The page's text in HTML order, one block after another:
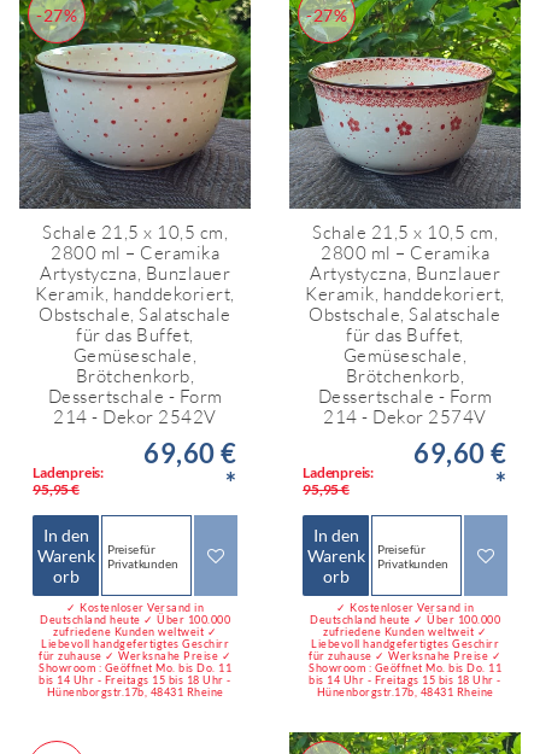
-27%
Schale 21,5 x 10,5 cm,
2800 ml – Ceramika
Artystyczna, Bunzlauer
Keramik, handdekoriert,
Obstschale, Salatschale
für das Buffet,
Gemüseschale,
Brötchenkorb,
Dessertschale - Form
214 - Dekor 2542V
Ladenpreis:
95,95 €
69,60 €
*
In den
Warenk
orb
Preise für
Privatkunden
✓ Kostenloser Versand in
Deutschland heute ✓ Über 100.000
zufriedene Kunden weltweit ✓
Liebevoll handgefertigtes Geschirr
für zuhause ✓ Werksnahe Preise ✓
Showroom : Geöffnet Mo. bis Do. 11
bis 14 Uhr - Freitags 15 bis 18 Uhr -
Hünenborgstr.17b, 48431 Rheine
-27%
Schale 21,5 x 10,5 cm,
2800 ml – Ceramika
Artystyczna, Bunzlauer
Keramik, handdekoriert,
Obstschale, Salatschale
für das Buffet,
Gemüseschale,
Brötchenkorb,
Dessertschale - Form
214 - Dekor 2574V
Ladenpreis:
95,95 €
69,60 €
*
In den
Warenk
orb
Preise für
Privatkunden
✓ Kostenloser Versand in
Deutschland heute ✓ Über 100.000
zufriedene Kunden weltweit ✓
Liebevoll handgefertigtes Geschirr
für zuhause ✓ Werksnahe Preise ✓
Showroom : Geöffnet Mo. bis Do. 11
bis 14 Uhr - Freitags 15 bis 18 Uhr -
Hünenborgstr.17b, 48431 Rheine